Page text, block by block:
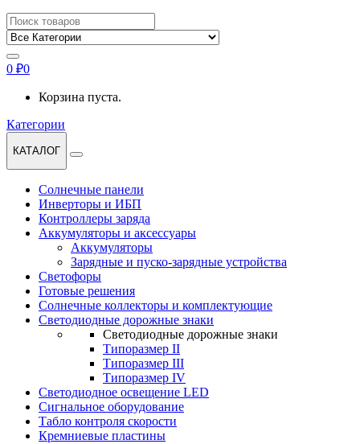
Найти:
0 ₽0
Корзина пуста.
Категории
КАТАЛОГ
Солнечные панели
Инверторы и ИБП
Контроллеры заряда
Аккумуляторы и аксессуары
Аккумуляторы
Зарядные и пуско-зарядные устройства
Светофоры
Готовые решения
Солнечные коллекторы и комплектующие
Светодиодные дорожные знаки
Светодиодные дорожные знаки
Типоразмер II
Типоразмер III
Типоразмер IV
Светодиодное освещение LED
Сигнальное оборудование
Табло контроля скорости
Кремниевые пластины